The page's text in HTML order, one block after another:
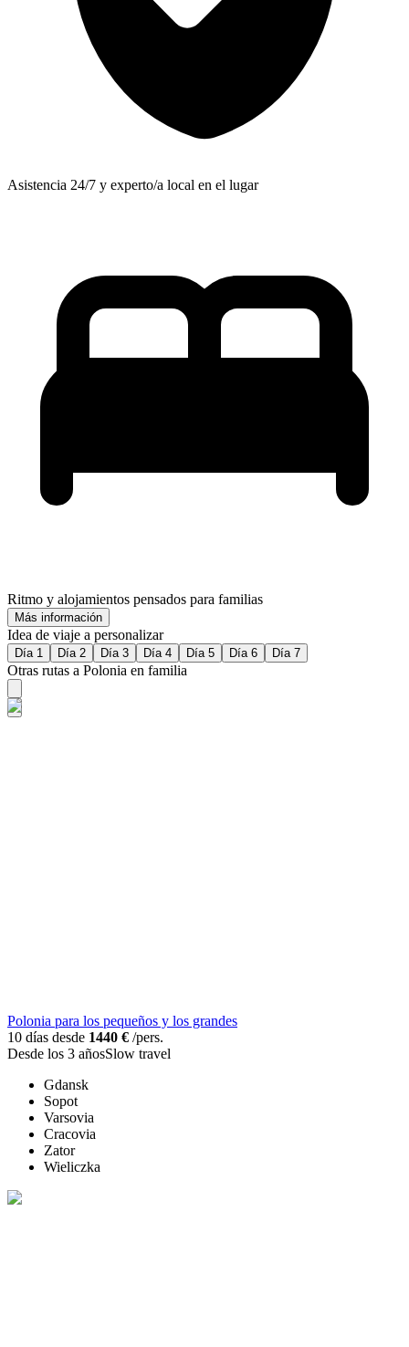
Asistencia 24/7 y experto/a local en el lugar
Ritmo y alojamientos pensados para familias
Más información
Idea de viaje a personalizar
Día 1 Día 2 Día 3 Día 4 Día 5 Día 6 Día 7
Otras rutas a Polonia en familia
Polonia para los pequeños y los grandes
10 días desde 1440 € /pers.
Desde los 3 añosSlow travel
Gdansk
Sopot
Varsovia
Cracovia
Zator
Wieliczka